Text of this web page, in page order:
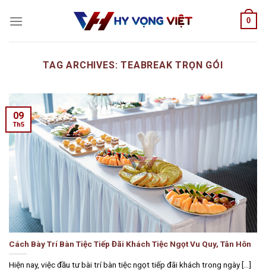
0
TAG ARCHIVES:TEABREAK TRỌN GÓI
Cách Bày Trí Bàn Tiệc Tiếp Đãi Khách Tiệc Ngọt Vu Quy, Tân Hôn
Hiện nay, việc đầu tư bài trí bàn tiệc ngọt tiếp đãi khách trong ngày [...]
09
Th5